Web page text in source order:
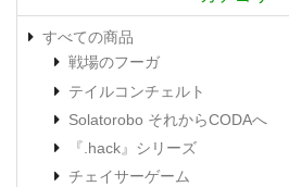
すべての商品
戦場のフーガ
テイルコンチェルト
Solatorobo それからCODAへ
『.hack』シリーズ
チェイサーゲーム